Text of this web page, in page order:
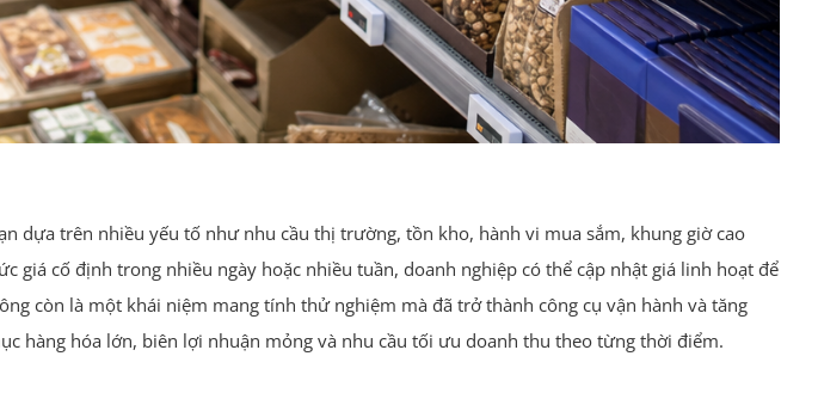
dựa trên nhiều yếu tố như nhu cầu thị trường, tồn kho, hành vi mua sắm, khung giờ cao
cố định trong nhiều ngày hoặc nhiều tuần, doanh nghiệp có thể cập nhật giá linh hoạt để
còn là một khái niệm mang tính thử nghiệm mà đã trở thành công cụ vận hành và tăng
hàng hóa lớn, biên lợi nhuận mỏng và nhu cầu tối ưu doanh thu theo từng thời điểm.